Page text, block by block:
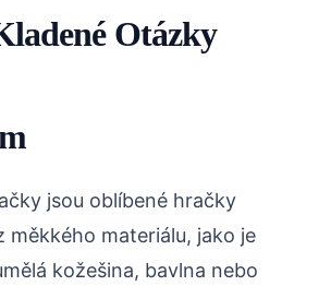
Otázky
jsou oblíbené hračky
měkkého materiálu, jako je
kožešina, bavlna nebo